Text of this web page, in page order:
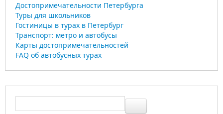
Достопримечательности Петербурга
Туры для школьников
Гостиницы в турах в Петербург
Транспорт: метро и автобусы
Карты достопримечательностей
FAQ об автобусных турах